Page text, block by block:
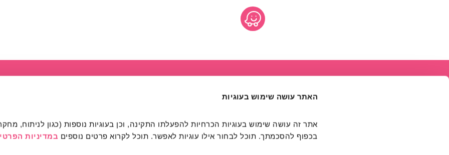
האתר עושה שימוש בעוגיות
בכפוף להסכמתך. תוכל לבחור אילו עוגיות לאפשר. תוכל לקרוא פרטים נוספים במדיניות
מרחב מהותי הרשמה /